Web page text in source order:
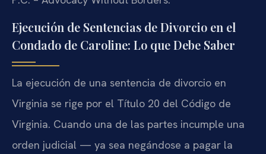
Ejecución de Sentencias de Divorcio en el
Condado de Caroline: Lo que Debe Saber
La ejecución de una sentencia de divorcio en
Virginia se rige por el Título 20 del Código de
Virginia. Cuando una de las partes incumple una
orden judicial — ya sea negándose a pagar la